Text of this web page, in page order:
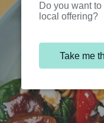
Do you want
local offering?
Take me